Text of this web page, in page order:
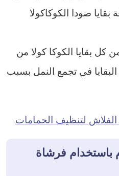
بقايا صودا الكوكاكولا
كل بقايا الكوكا كولا من
في تجمع النمل بسبب
لتنظيف الحمامات
باستخدام فرشاة